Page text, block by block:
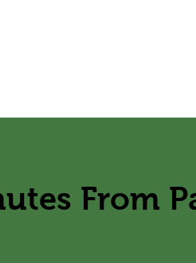
From